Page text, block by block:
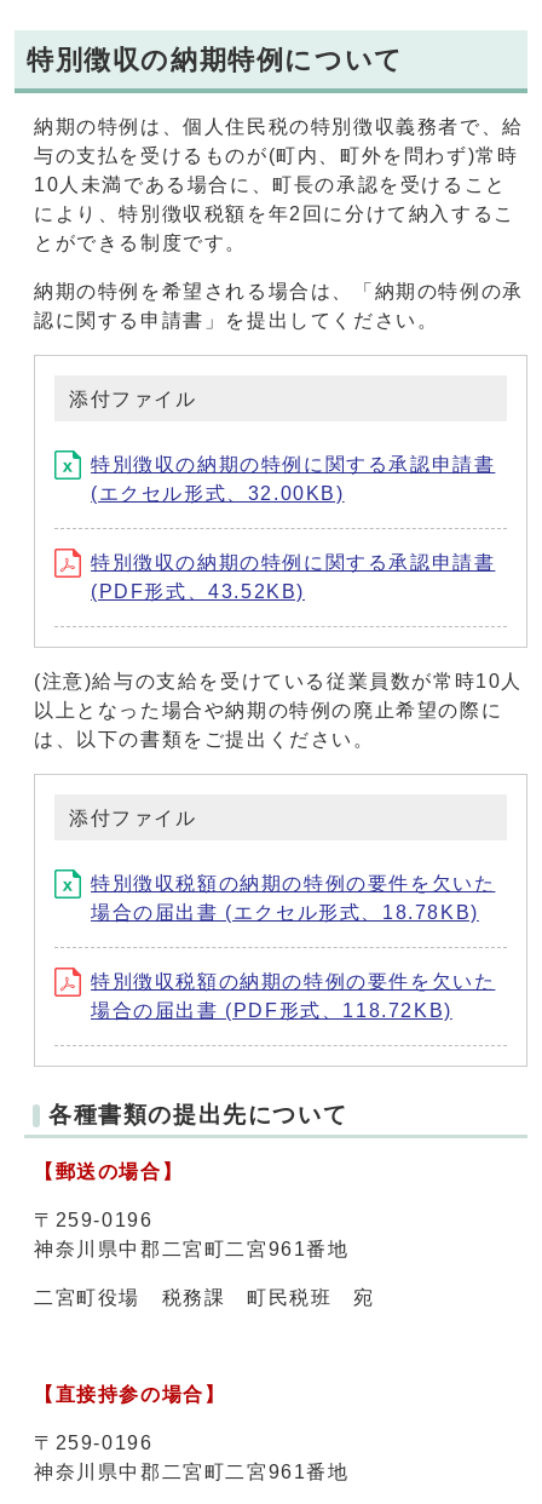
特別徴収の納期特例について
納期の特例は、個人住民税の特別徴収義務者で、給
与の支払を受けるものが(町内、町外を問わず)常時
10人未満である場合に、町長の承認を受けること
により、特別徴収税額を年2回に分けて納入するこ
とができる制度です。
納期の特例を希望される場合は、「納期の特例の承
認に関する申請書」を提出してください。
添付ファイル
特別徴収の納期の特例に関する承認申請書
(エクセル形式、32.00KB)
特別徴収の納期の特例に関する承認申請書
(PDF形式、43.52KB)
(注意)給与の支給を受けている従業員数が常時10人
以上となった場合や納期の特例の廃止希望の際に
は、以下の書類をご提出ください。
添付ファイル
特別徴収税額の納期の特例の要件を欠いた
場合の届出書 (エクセル形式、18.78KB)
特別徴収税額の納期の特例の要件を欠いた
場合の届出書 (PDF形式、118.72KB)
各種書類の提出先について
【郵送の場合】
〒259-0196
神奈川県中郡二宮町二宮961番地
二宮町役場 税務課 町民税班 宛
【直接持参の場合】
〒259-0196
神奈川県中郡二宮町二宮961番地